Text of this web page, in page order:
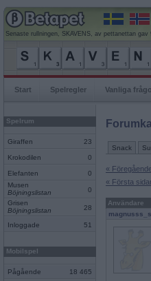
Senaste rullningen, SKAVENS, av pettanettan gav
Start Spelregler Vanliga
Spelrum
Giraffen 23
Krokodilen 0
Elefanten
0
Musen
Böjningslistan
0
Grisen
Böjningslistan
28
Inloggade 51
Mobilspel
Pågående 18 465
Snack
«
« Första
Användare
magnusss_s